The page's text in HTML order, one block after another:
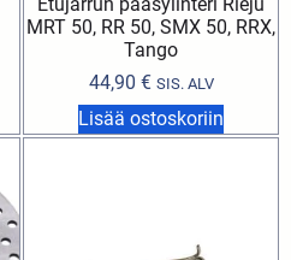
MRT 50, RR 50, SMX 50, RRX,
Tango
44,90 € SIS. ALV
Lisää ostoskoriin